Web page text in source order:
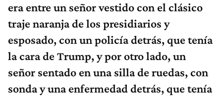
era entre un señor vestido con el clásico
traje naranja de los presidiarios y
esposado, con un policía detrás, que tenía
la cara de Trump, y por otro lado, un
señor sentado en una silla de ruedas, con
sonda y una enfermedad detrás, que tenía